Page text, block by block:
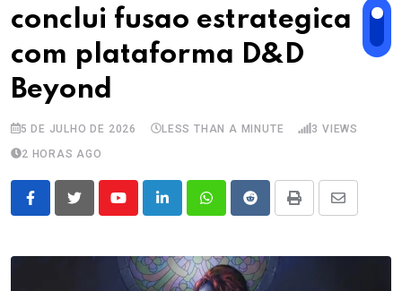
conclui fusao estrategica
com plataforma D&D
Beyond
5 DE JULHO DE 2026 LESS THAN A MINUTE 3 VIEWS
2 HORAS AGO
YoutubeLinkedInWhatsappRedditPrint
Share
Email